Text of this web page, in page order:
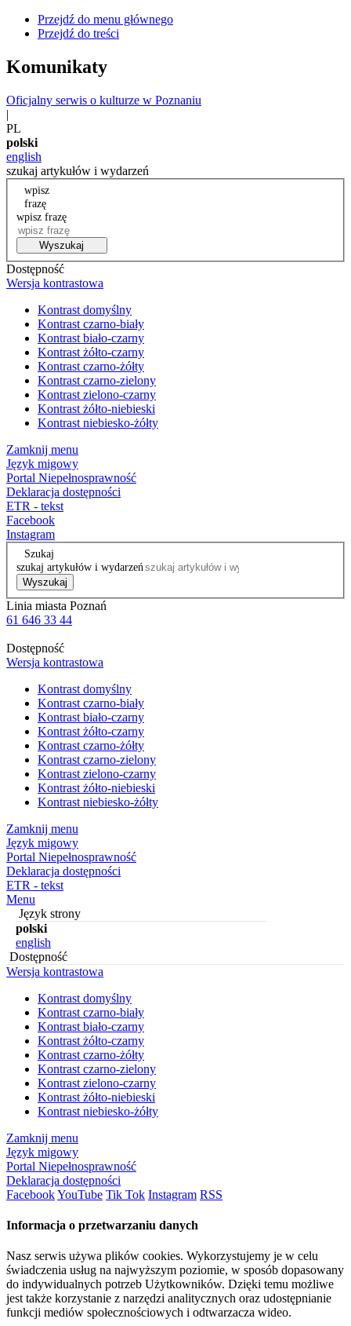
Przejdź do menu głównego
Przejdź do treści
Komunikaty
Oficjalny serwis o kulturze w Poznaniu
|
PL
polski
english
szukaj artykułów i wydarzeń
wpisz
frazę
wpisz frazę
Wyszukaj
Dostępność
Wersja kontrastowa
Kontrast domyślny
Kontrast czarno-biały
Kontrast biało-czarny
Kontrast żółto-czarny
Kontrast czarno-żółty
Kontrast czarno-zielony
Kontrast zielono-czarny
Kontrast żółto-niebieski
Kontrast niebiesko-żółty
Zamknij menu
Język migowy
Portal Niepełnosprawność
Deklaracja dostępności
ETR - tekst
Facebook
Instagram
Szukaj
szukaj artykułów i wydarzeń
Wyszukaj
Linia miasta Poznań
61 646 33 44
Dostępność
Wersja kontrastowa
Kontrast domyślny
Kontrast czarno-biały
Kontrast biało-czarny
Kontrast żółto-czarny
Kontrast czarno-żółty
Kontrast czarno-zielony
Kontrast zielono-czarny
Kontrast żółto-niebieski
Kontrast niebiesko-żółty
Zamknij menu
Język migowy
Portal Niepełnosprawność
Deklaracja dostępności
ETR - tekst
Menu
Język strony
polski
english
Dostępność
Wersja kontrastowa
Kontrast domyślny
Kontrast czarno-biały
Kontrast biało-czarny
Kontrast żółto-czarny
Kontrast czarno-żółty
Kontrast czarno-zielony
Kontrast zielono-czarny
Kontrast żółto-niebieski
Kontrast niebiesko-żółty
Zamknij menu
Język migowy
Portal Niepełnosprawność
Deklaracja dostępności
FacebookYouTube Tik Tok Instagram RSS
Informacja o przetwarzaniu danych
Nasz serwis używa plików cookies. Wykorzystujemy je w celu
świadczenia usług na najwyższym poziomie, w sposób dopasowany
do indywidualnych potrzeb Użytkowników. Dzięki temu możliwe
jest także korzystanie z narzędzi analitycznych oraz udostępnianie
funkcji mediów społecznościowych i odtwarzacza wideo.